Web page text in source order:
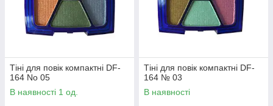
Тіні для повік компактні DF-
164 No 05
В наявності 1 од.
Тіні для повік компактні DF-
164 № 03
В наявності